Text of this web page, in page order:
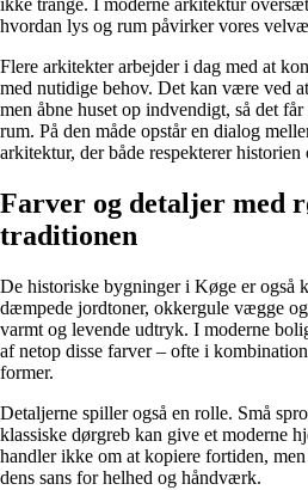
ikke trange. I moderne arkitektur
hvordan lys og rum påvirker vores
Flere arkitekter arbejder i dag med at
med nutidige behov. Det kan være ved
men åbne huset op indvendigt, så det
rum. På den måde opstår en dialog
arkitektur, der både respekterer
Farver og detaljer med
traditionen
De historiske bygninger i Køge er også
dæmpede jordtoner, okkergule vægge
varmt og levende udtryk. I moderne
af netop disse farver – ofte i
former.
Detaljerne spiller også en rolle. Små
klassiske dørgreb kan give et moderne
handler ikke om at kopiere fortiden,
dens sans for helhed og håndværk.